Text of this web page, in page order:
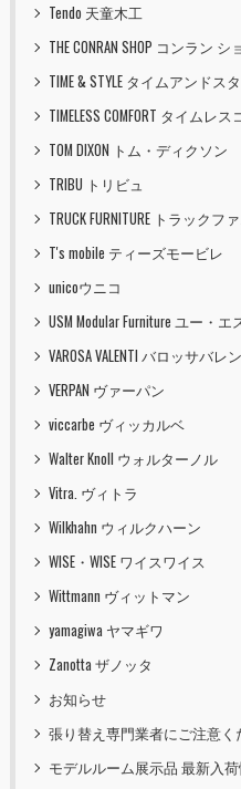
Tendo 天童木工
THE CONRAN SHOP コンラン
TIME & STYLE タイムアンドス
TIMELESS COMFORT タイムレ
TOM DIXON トム・ディクソン
TRIBU トリビュ
TRUCK FURNITURE トラックフ
T's mobile ティーズモービレ
unicoウニコ
USM Modular Furniture ユー・エ
VAROSA VALENTI バロッサバレ
VERPAN ヴァーパン
viccarbe ヴィッカルベ
Walter Knoll ウォルターノル
Vitra. ヴィトラ
Wilkhahn ウィルクハーン
WISE・WISE ワイスワイス
Wittmann ヴィットマン
yamagiwa ヤマギワ
Zanotta ザノッタ
お知らせ
張り替え専門業者にご注意く
モデルルーム展示品 最新入荷